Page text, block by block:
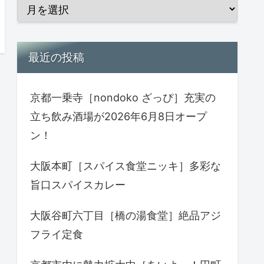
最近の投稿
京都一乗寺［nondoko ざっぴ］充実の
立ち飲み酒場が2026年6月8日オープ
ン！
大阪本町［スパイス食堂ニッキ］多彩な
旨口スパイスカレー
大阪谷町六丁目［橋の湯食堂］絶品アジ
フライ定食